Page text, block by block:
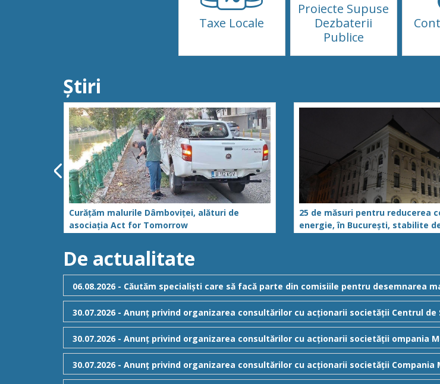
Taxe Locale
Proiecte Supuse
Dezbaterii
Publice
Știri
Curățăm malurile Dâmboviței, alături de
asociația Act for Tomorrow
25 de măsuri pentru reducerea
energie, în București, stabilite
De actualitate
06.08.2026 - Căutăm specialiști care să facă parte din comisiile pentru desemnarea
30.07.2026 - Anunț privind organizarea consultărilor cu acționarii societății Centrul de
30.07.2026 - Anunț privind organizarea consultărilor cu acționarii societății ompania
Componenta inițială
30.07.2026 - Anunț privind organizarea consultărilor cu acționarii societății Compania
inițială